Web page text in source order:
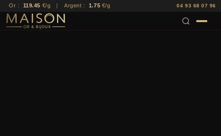
Or : 119.45 €/g | Argent : 1.75 €/g 04 93 68 07 96